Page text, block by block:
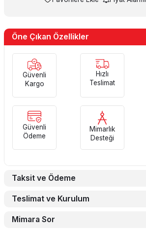
Öne Çıkan Özellikler
Güvenli
Kargo
Hızlı
Teslimat
Güvenli
Ödeme
Mimarlık
Desteği
Taksit ve Ödeme
Teslimat ve Kurulum
Mimara Sor